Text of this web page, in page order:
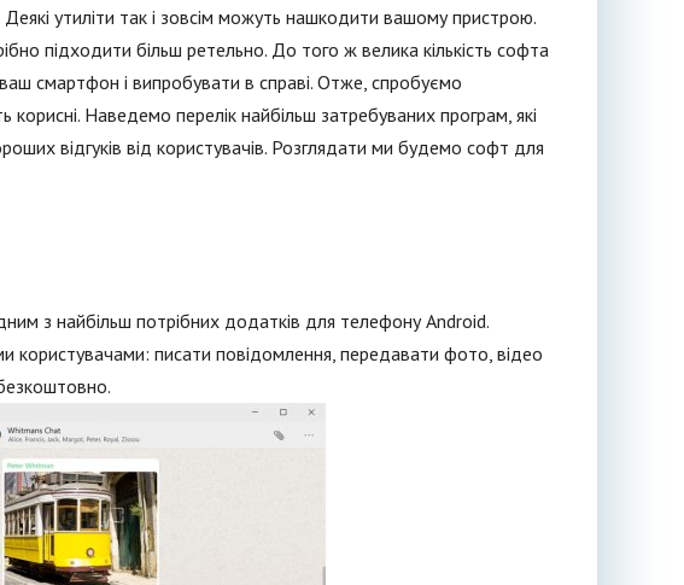
утиліти так і зовсім можуть нашкодити вашому пристрою.
підходити більш ретельно. До того ж велика кількість софта
смартфон і випробувати в справі. Отже, спробуємо
корисні. Наведемо перелік найбільш затребуваних програм, які
відгуків від користувачів. Розглядати ми будемо софт для
з найбільш потрібних додатків для телефону Android.
користувачами: писати повідомлення, передавати фото, відео